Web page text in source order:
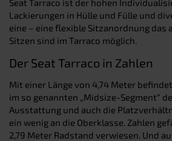
Lackierungen in Hülle und Fülle und
eine – eine flexible Sitzanordnung das
Sitzen sind im Tarraco möglich.
Der Seat Tarraco in Zahlen
Mit einer Länge von 4,74 Meter
im so genannten „Midsize-Segment“
Ausstattung und auch die
ein wenig an die Oberklasse. Zahlen
2,79 Meter Radstand verwiesen. Und